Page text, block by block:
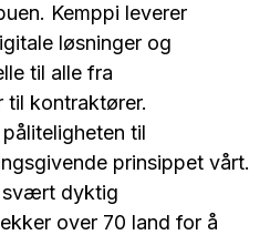
Kemppi leverer
løsninger og
til alle fra
til kontraktører.
til
prinsippet vårt.
svært dyktig
over 70 land for å